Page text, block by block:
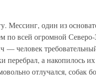
Мессинг, один из
по всей огромной Северо-
— человек
перебрал, а накопилось
отлучался, собак